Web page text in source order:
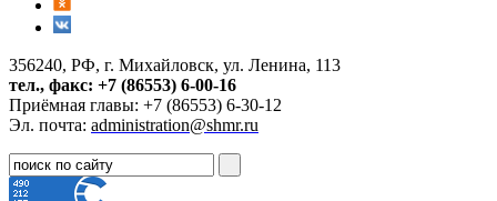
356240, РФ, г. Михайловск, ул. Ленина, 113
тел., факс: +7 (86553) 6-00-16
Приёмная главы: +7 (86553) 6-30-12
Эл. почта: administration@shmr.ru